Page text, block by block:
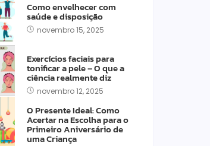
Como envelhecer com
saúde e disposição
novembro 15, 2025
Exercícios faciais para
tonificar a pele – O que a
ciência realmente diz
novembro 12, 2025
O Presente Ideal: Como
Acertar na Escolha para o
Primeiro Aniversário de
uma Criança